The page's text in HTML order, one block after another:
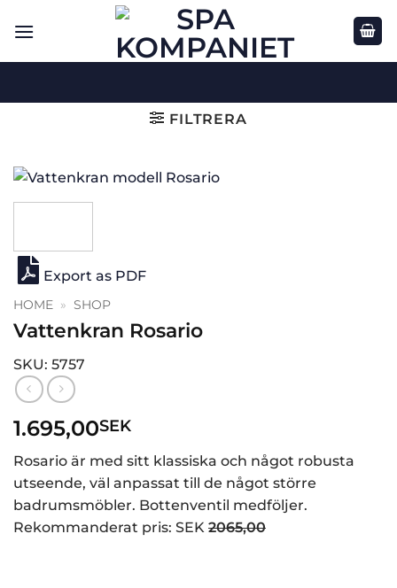
FILTRERA
Export as PDF
HOME » SHOP
Vattenkran Rosario
SKU: 5757
1.695,00SEK
Rosario är med sitt klassiska och något robusta
utseende, väl anpassat till de något större
badrumsmöbler. Bottenventil medföljer.
Rekommanderat pris: SEK 2065,00